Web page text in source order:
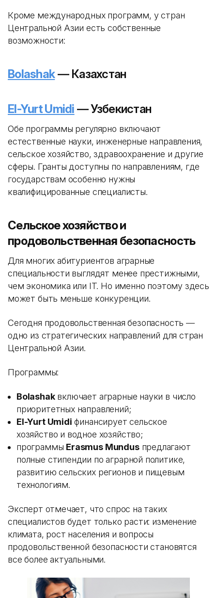
Кроме международных программ, у стран
Центральной Азии есть собственные
возможности:
Bolashak— Казахстан
El-Yurt Umidi — Узбекистан
Обе программы регулярно включают
естественные науки, инженерные направления,
сельское хозяйство, здравоохранение и другие
сферы. Гранты доступны по направлениям, где
государствам особенно нужны
квалифицированные специалисты.
Сельское хозяйство и
продовольственная безопасность
Для многих абитуриентов аграрные
специальности выглядят менее престижными,
чем экономика или IT. Но именно поэтому здесь
может быть меньше конкуренции.
Сегодня продовольственная безопасность —
одно из стратегических направлений для стран
Центральной Азии.
Программы:
Bolashakвключает аграрные науки в число
приоритетных направлений;
El-Yurt Umidi финансирует сельское
хозяйство и водное хозяйство;
программы Erasmus Mundusпредлагают
полные стипендии по аграрной политике,
развитию сельских регионов и пищевым
технологиям.
Эксперт отмечает, что спрос на таких
специалистов будет только расти: изменение
климата, рост населения и вопросы
продовольственной безопасности становятся
все более актуальными.